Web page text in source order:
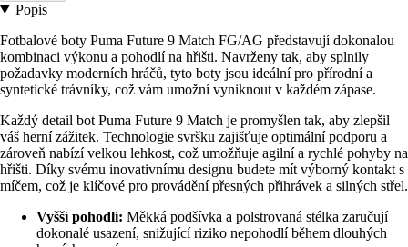
Popis
Fotbalové boty Puma Future 9 Match FG/AG představují dokonalou
kombinaci výkonu a pohodlí na hřišti. Navrženy tak, aby splnily
požadavky moderních hráčů, tyto boty jsou ideální pro přírodní a
syntetické trávníky, což vám umožní vyniknout v každém zápase.
Každý detail bot Puma Future 9 Match je promyšlen tak, aby zlepšil
váš herní zážitek. Technologie svršku zajišťuje optimální podporu a
zároveň nabízí velkou lehkost, což umožňuje agilní a rychlé pohyby na
hřišti. Díky svému inovativnímu designu budete mít výborný kontakt s
míčem, což je klíčové pro provádění přesných přihrávek a silných střel.
Vyšší pohodlí: Měkká podšívka a polstrovaná stélka zaručují
dokonalé usazení, snižující riziko nepohodlí během dlouhých